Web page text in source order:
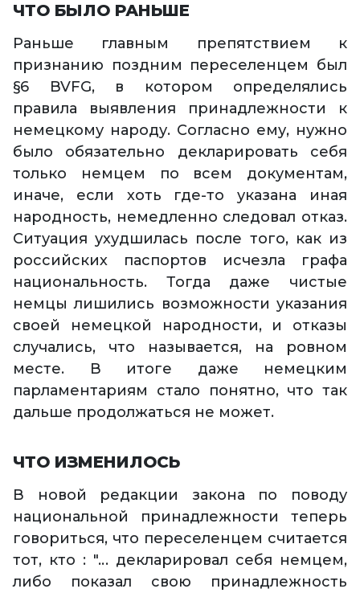
ЧТО БЫЛО РАНЬШЕ
Раньше главным препятствием к
признанию поздним переселенцем был
§6 BVFG, в котором определялись
правила выявления принадлежности к
немецкому народу. Согласно ему, нужно
было обязательно декларировать себя
только немцем по всем документам,
иначе, если хоть где-то указана иная
народность, немедленно следовал отказ.
Ситуация ухудшилась после того, как из
российских паспортов исчезла графа
национальность. Тогда даже чистые
немцы лишились возможности указания
своей немецкой народности, и отказы
случались, что называется, на ровном
месте. В итоге даже немецким
парламентариям стало понятно, что так
дальше продолжаться не может.
ЧТО ИЗМЕНИЛОСЬ
В новой редакции закона по поводу
национальной принадлежности теперь
говориться, что переселенцем считается
тот, кто : "... декларировал себя немцем,
либо показал свою принадлежность